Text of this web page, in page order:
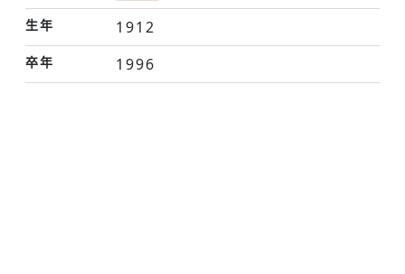
生年
1912
卒年 1996